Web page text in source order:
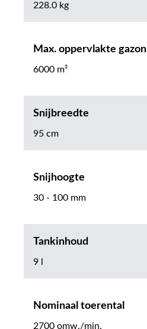
228.0 kg
Max. oppervlakte gazon
6000 m²
Snijbreedte
95 cm
Snijhoogte
30 - 100 mm
Tankinhoud
9 l
Nominaal toerental
2700 omw./min.